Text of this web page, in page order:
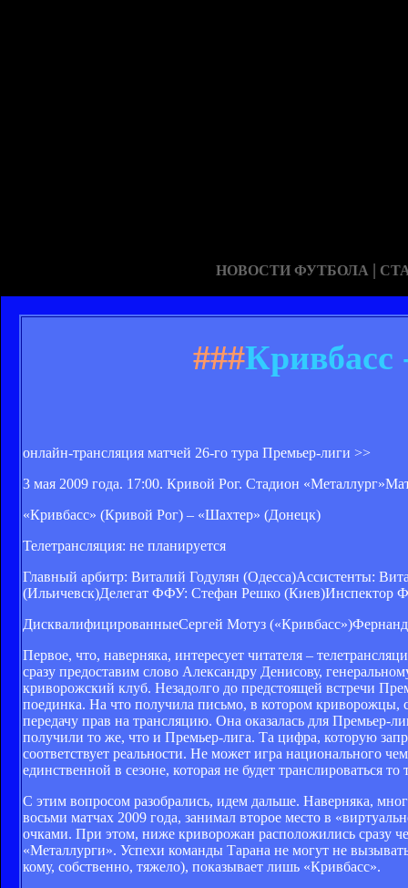
НОВОСТИ ФУТБОЛА |
###
онлайн-трансляция матчей 26-го тура Премьер-лиги >>
3 мая 2009 года. 17:00. Кривой Рог. Стадион
«Кривбасс» (Кривой Рог) – «Шахтер» (Донецк)
Телетрансляция: не планируется
Главный арбитр: Виталий Годулян (Одесса)Ассистенты:
(Ильичевск)Делегат ФФУ: Стефан Решко (Киев)Инспектор
ДисквалифицированныеСергей Мотуз
Первое, что, наверняка, интересует читателя –
сразу предоставим слово Александру Денисову,
криворожский клуб. Незадолго до предстоящей встречи
поединка. На что получила письмо, в котором криворожцы,
передачу прав на трансляцию. Она оказалась для Премьер-
получили то же, что и Премьер-лига. Та цифра, которую
соответствует реальности. Не может игра национального
единственной в сезоне, которая не будет транслироваться
С этим вопросом разобрались, идем дальше. Наверняка,
восьми матчах 2009 года, занимал второе место в
очками. При этом, ниже криворожан расположились сразу
«Металлурги». Успехи команды Тарана не могут не
кому, собственно, тяжело), показывает лишь «Кривбасс».